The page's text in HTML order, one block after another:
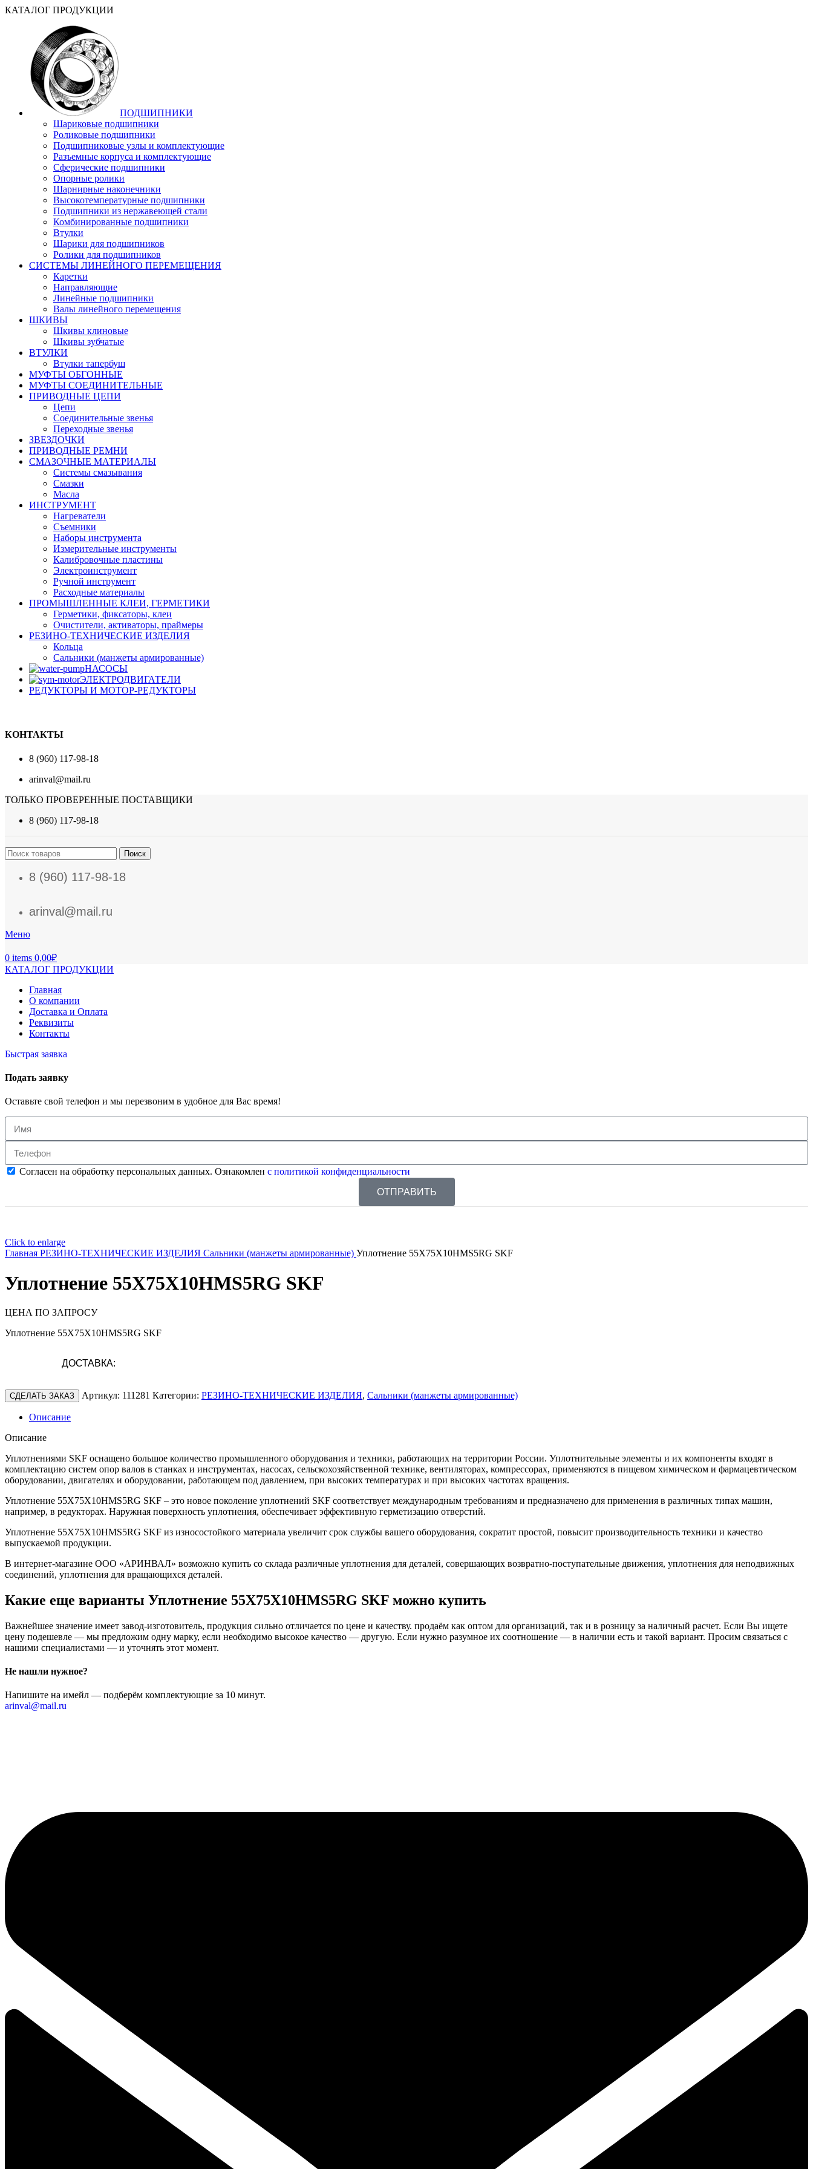
КАТАЛОГ ПРОДУКЦИИ
ПОДШИПНИКИ
Шариковые подшипники
Роликовые подшипники
Подшипниковые узлы и комплектующие
Разъемные корпуса и комплектующие
Сферические подшипники
Опорные ролики
Шарнирные наконечники
Высокотемпературные подшипники
Подшипники из нержавеющей стали
Комбинированные подшипники
Втулки
Шарики для подшипников
Ролики для подшипников
СИСТЕМЫ ЛИНЕЙНОГО ПЕРЕМЕЩЕНИЯ
Каретки
Направляющие
Линейные подшипники
Валы линейного перемещения
ШКИВЫ
Шкивы клиновые
Шкивы зубчатые
ВТУЛКИ
Втулки тапербуш
МУФТЫ ОБГОННЫЕ
МУФТЫ СОЕДИНИТЕЛЬНЫЕ
ПРИВОДНЫЕ ЦЕПИ
Цепи
Соединительные звенья
Переходные звенья
ЗВЕЗДОЧКИ
ПРИВОДНЫЕ РЕМНИ
СМАЗОЧНЫЕ МАТЕРИАЛЫ
Системы смазывания
Смазки
Масла
ИНСТРУМЕНТ
Нагреватели
Съемники
Наборы инструмента
Измерительные инструменты
Калибровочные пластины
Электроинструмент
Ручной инструмент
Расходные материалы
ПРОМЫШЛЕННЫЕ КЛЕИ, ГЕРМЕТИКИ
Герметики, фиксаторы, клеи
Очистители, активаторы, праймеры
РЕЗИНО-ТЕХНИЧЕСКИЕ ИЗДЕЛИЯ
Кольца
Сальники (манжеты армированные)
НАСОСЫ
ЭЛЕКТРОДВИГАТЕЛИ
РЕДУКТОРЫ И МОТОР-РЕДУКТОРЫ
КОНТАКТЫ
8 (960) 117-98-18
arinval@mail.ru
ТОЛЬКО ПРОВЕРЕННЫЕ ПОСТАВЩИКИ
8 (960) 117-98-18
Поиск
8 (960) 117-98-18
arinval@mail.ru
Меню
0 items 0,00₽
КАТАЛОГ ПРОДУКЦИИ
Главная
О компании
Доставка и Оплата
Реквизиты
Контакты
Быстрая заявка
Подать заявку
Оставьте свой телефон и мы перезвоним в удобное для Вас время!
Согласен на обработку персональных данных. Ознакомлен с политикой конфиденциальности
ОТПРАВИТЬ
Click to enlarge
Главная РЕЗИНО-ТЕХНИЧЕСКИЕ ИЗДЕЛИЯ Сальники (манжеты армированные) Уплотнение 55X75X10HMS5RG SKF
Уплотнение 55X75X10HMS5RG SKF
ЦЕНА ПО ЗАПРОСУ
Уплотнение 55X75X10HMS5RG SKF
ДОСТАВКА:
СДЕЛАТЬ ЗАКАЗ Артикул: 111281 Категории: РЕЗИНО-ТЕХНИЧЕСКИЕ ИЗДЕЛИЯ, Сальники (манжеты армированные)
Описание
Описание
Уплотнениями SKF оснащено большое количество промышленного оборудования и техники, работающих на территории России. Уплотнительные элементы и их компоненты входят в
комплектацию систем опор валов в станках и инструментах, насосах, сельскохозяйственной технике, вентиляторах, компрессорах, применяются в пищевом химическом и фармацевтическом
оборудовании, двигателях и оборудовании, работающем под давлением, при высоких температурах и при высоких частотах вращения.
Уплотнение 55X75X10HMS5RG SKF – это новое поколение уплотнений SKF соответствует международным требованиям и предназначено для применения в различных типах машин,
например, в редукторах. Наружная поверхность уплотнения, обеспечивает эффективную герметизацию отверстий.
Уплотнение 55X75X10HMS5RG SKF из износостойкого материала увеличит срок службы вашего оборудования, сократит простой, повысит производительность техники и качество
выпускаемой продукции.
В интернет-магазине ООО «АРИНВАЛ» возможно купить со склада различные уплотнения для деталей, совершающих возвратно-поступательные движения, уплотнения для неподвижных
соединений, уплотнения для вращающихся деталей.
Какие еще варианты Уплотнение 55X75X10HMS5RG SKF можно купить
Важнейшее значение имеет завод-изготовитель, продукция сильно отличается по цене и качеству. продаём как оптом для организаций, так и в розницу за наличный расчет. Если Вы ищете
цену подешевле — мы предложим одну марку, если необходимо высокое качество — другую. Если нужно разумное их соотношение — в наличии есть и такой вариант. Просим связаться с
нашими специалистами — и уточнять этот момент.
Не нашли нужное?
Напишите на имейл — подберём комплектующие за 10 минут.
arinval@mail.ru